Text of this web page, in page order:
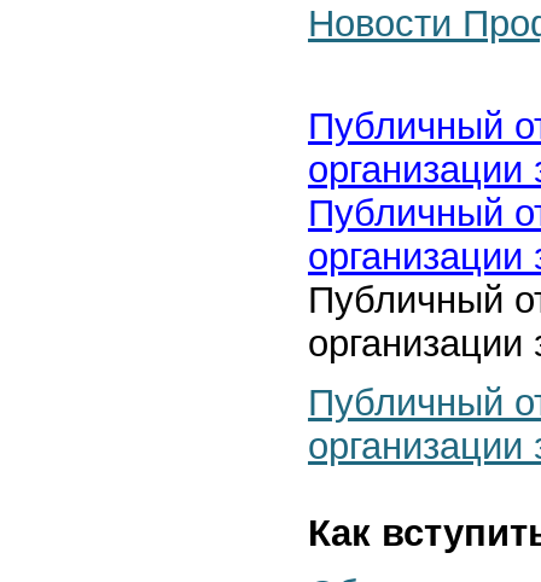
Новости
Публичный
организации
Публичный
организации
Публичный
организации
Публичный
организации
Как